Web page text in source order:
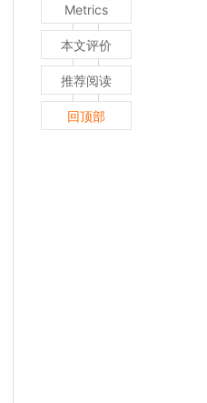
Metrics
本文评价
推荐阅读
回顶部